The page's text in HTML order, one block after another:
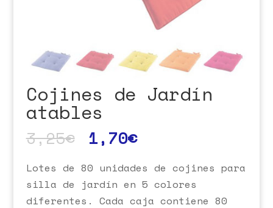
Cojines de Jardín
atables
3,25€ 1,70€
Lotes de 80 unidades de cojines para
silla de jardín en 5 colores
diferentes. Cada caja contiene 80